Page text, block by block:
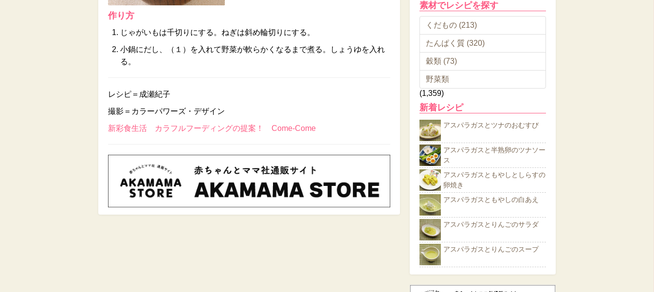
作り方
じゃがいもは千切りにする。ねぎは斜め輪切りにする。
小鍋にだし、（１）を入れて野菜が軟らかくなるまで煮る。しょうゆを入れ
る。
レシピ＝成瀬紀子
撮影＝カラーパワーズ・デザイン
新彩食生活 カラフルフーディングの提案！ Come-Come
素材でレシピを探す
くだもの (213)
たんぱく質 (320)
穀類 (73)
野菜類
(1,359)
新着レシピ
アスパラガスとツナのおむすび
アスパラガスと半熟卵のツナソー
ス
アスパラガスともやしとしらすの
卵焼き
アスパラガスともやしの白あえ
アスパラガスとりんごのサラダ
アスパラガスとりんごのスープ